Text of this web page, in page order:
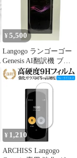
¥ 5,500
Langogo ランゴーゴー
Genesis AI翻訳機 ブラ
ック シュリンク付き
【新品未開封】
42608K59
¥ 1,210
ARCHISS Langogo